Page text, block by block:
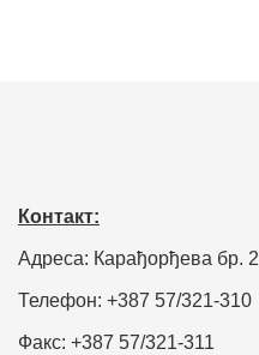
Контакт:
Адреса: Карађорђева бр. 2
Телефон: +387 57/321-310
Факс: +387 57/321-311